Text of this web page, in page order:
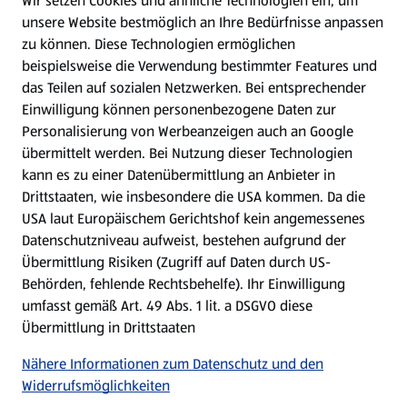
WhatsApp
Gewinnspiele
Mein HOFER. Meine Einkäufe.
Meine Meinung. Mein HOFER.
Gutscheingroßbestellung
(öffnet in einem neuen Tab)
Folge uns hier:
Jetzt die HOFER App downloaden
unsere Website bestmöglich an Ihre Bedürfnisse anpassen
zu können. Diese Technologien ermöglichen
beispielsweise die Verwendung bestimmter Features und
das Teilen auf sozialen Netzwerken. Bei entsprechender
Einwilligung können personenbezogene Daten zur
Personalisierung von Werbeanzeigen auch an Google
übermittelt werden. Bei Nutzung dieser Technologien
kann es zu einer Datenübermittlung an Anbieter in
Drittstaaten, wie insbesondere die USA kommen. Da die
USA laut Europäischem Gerichtshof kein angemessenes
Datenschutzniveau aufweist, bestehen aufgrund der
Übermittlung Risiken (Zugriff auf Daten durch US-
Behörden, fehlende Rechtsbehelfe). Ihr Einwilligung
umfasst gemäß Art. 49 Abs. 1 lit. a DSGVO diese
Übermittlung in Drittstaaten
Nähere Informationen zum Datenschutz und den
Widerrufsmöglichkeiten